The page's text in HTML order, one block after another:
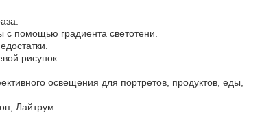
с помощью градиента светотени.
рисунок.
освещения для портретов, продуктов, еды,
Лайтрум.